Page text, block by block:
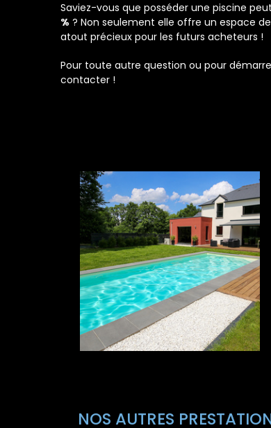
Saviez-vous que posséder une piscine
% ? Non seulement elle offre un espace
atout précieux pour les futurs acheteurs !
Pour toute autre question ou pour
contacter !
NOS AUTRES